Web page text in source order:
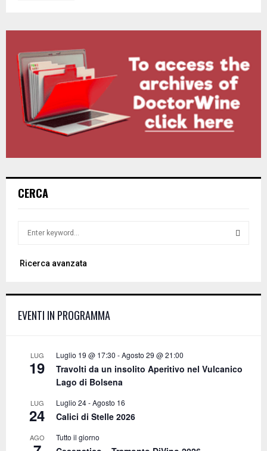
CERCA
r
o
Ricerca avanzata
EVENTI IN PROGRAMMA
LUG
19
Luglio 19 @ 17:30 -Agosto 29 @ 21:00
Travolti da un insolito Aperitivo nel Vulcanico
Lago di Bolsena
LUG
24
Luglio 24-Agosto 16
Calici di Stelle 2026
AGO Tutto il giorno